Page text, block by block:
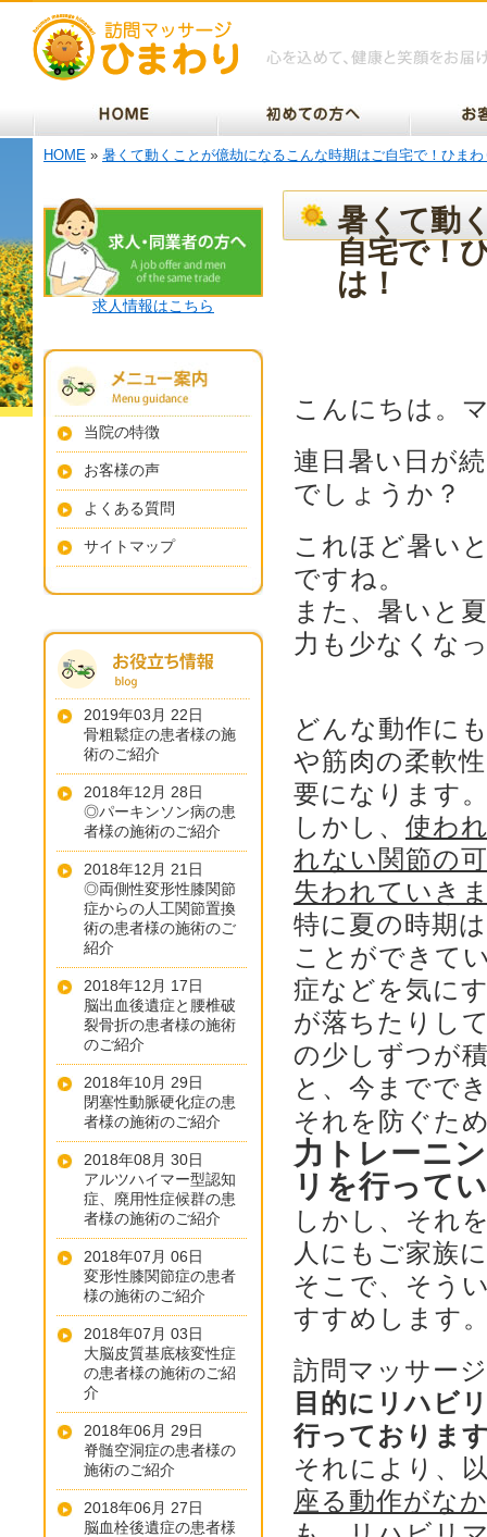
HOME » 暑くて動くことが億劫になるこんな時期はご自宅で！ひま
暑くて動
自宅で！
は！
こんにちは。
連日暑い日が
でしょうか？
これほど暑い
ですね。
また、暑いと
力も少なくな
どんな動作に
や筋肉の柔軟
要になります
しかし、 使わ
れない関節の
失われていき
特に夏の時期
ことができて
症などを気に
が落ちたりし
の少しずつが
と、今までで
それを防ぐた
力トレーニ
リを行って
しかし、それ
人にもご家族
そこで、そう
すすめします
訪問マッサー
目的にリハビ
行っておりま
それにより、
座る動作がな
求人情報はこちら
当院の特徴
お客様の声
よくある質問
サイトマップ
2019年03月 22日
骨粗鬆症の患者様の施
術のご紹介
2018年12月 28日
◎パーキンソン病の患
者様の施術のご紹介
2018年12月 21日
◎両側性変形性膝関節
症からの人工関節置換
術の患者様の施術のご
紹介
2018年12月 17日
脳出血後遺症と腰椎破
裂骨折の患者様の施術
のご紹介
2018年10月 29日
閉塞性動脈硬化症の患
者様の施術のご紹介
2018年08月 30日
アルツハイマー型認知
症、廃用性症候群の患
者様の施術のご紹介
2018年07月 06日
変形性膝関節症の患者
様の施術のご紹介
2018年07月 03日
大脳皮質基底核変性症
の患者様の施術のご紹
介
2018年06月 29日
脊髄空洞症の患者様の
施術のご紹介
2018年06月 27日
脳血栓後遺症の患者様